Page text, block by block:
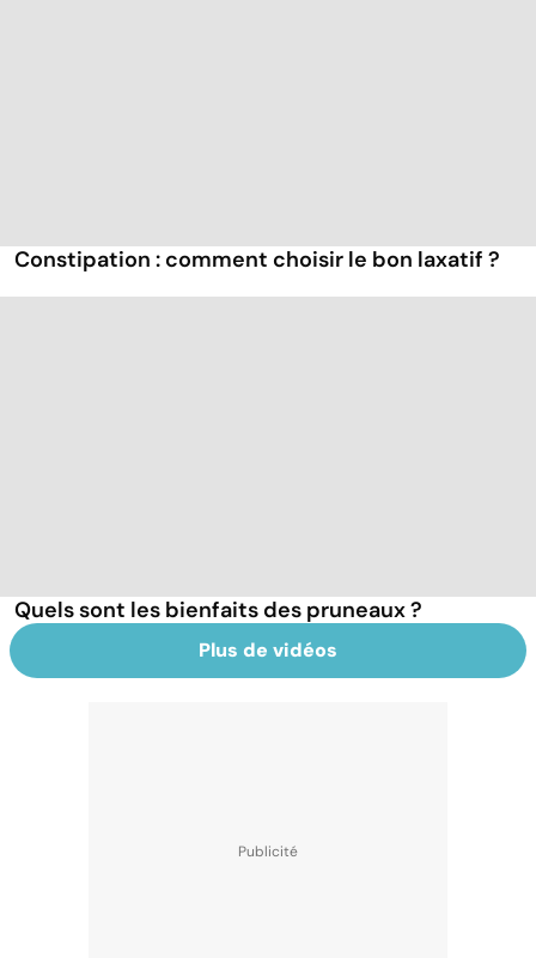
Constipation : comment choisir le bon laxatif ?
Quels sont les bienfaits des pruneaux ?
Plus de vidéos